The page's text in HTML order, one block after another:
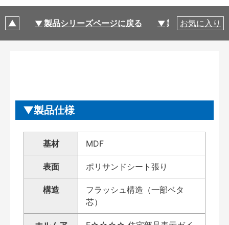
製品シリーズページに戻る 製品仕様
お気に入り
製品仕様
基材 MDF
表面 ポリサンドシート張り
構造
フラッシュ構造（一部ベタ
芯）